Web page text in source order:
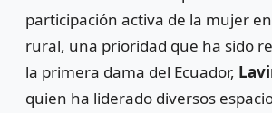
participación activa de la mujer
rural, una prioridad que ha sido
la primera dama del Ecuador,
quien ha liderado diversos